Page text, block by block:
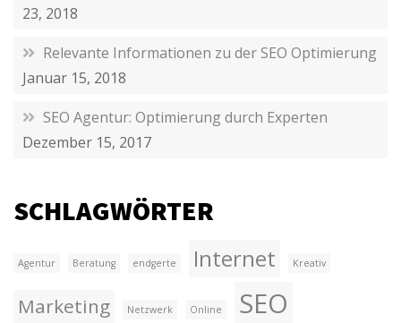
23, 2018
Relevante Informationen zu der SEO Optimierung
Januar 15, 2018
SEO Agentur: Optimierung durch Experten
Dezember 15, 2017
SCHLAGWÖRTER
Agentur Beratung endgerte Internet Kreativ
Marketing Netzwerk Online SEO